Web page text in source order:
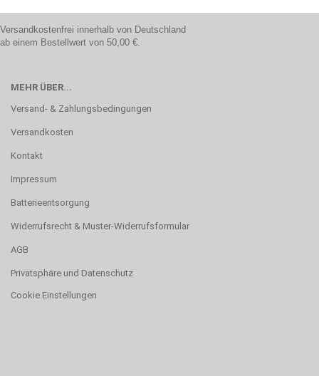
Versandkostenfrei innerhalb von Deutschland
ab einem Bestellwert von 50,00 €.
MEHR ÜBER...
Versand- & Zahlungsbedingungen
Versandkosten
Kontakt
Impressum
Batterieentsorgung
Widerrufsrecht & Muster-Widerrufsformular
AGB
Privatsphäre und Datenschutz
Cookie Einstellungen